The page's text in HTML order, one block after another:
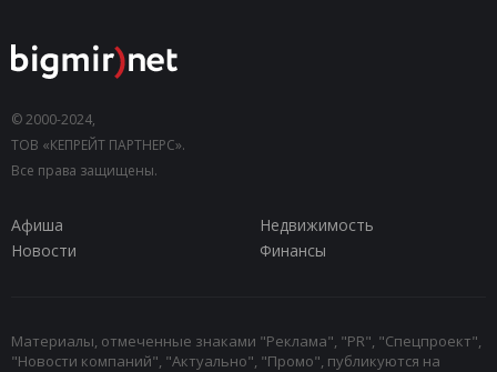
© 2000-2024,
ТОВ «КЕПРЕЙТ ПАРТНЕРС».
Все права защищены.
Афиша
Недвижимость
Новости
Финансы
Материалы, отмеченные знаками "Реклама", "PR", "Спецпроект",
"Новости компаний", "Актуально", "Промо", публикуются на